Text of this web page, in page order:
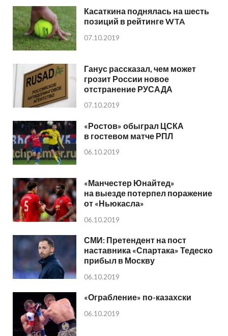
Касаткина поднялась на шесть
позиций в рейтинге WTA
07.10.2019
Ганус рассказал, чем может
грозит России новое
отстранение РУСАДА
07.10.2019
«Ростов» обыграл ЦСКА
в гостевом матче РПЛ
06.10.2019
«Манчестер Юнайтед»
на выезде потерпел поражение
от «Ньюкасла»
06.10.2019
СМИ: Претендент на пост
наставника «Спартака» Тедеско
прибыл в Москву
06.10.2019
«Ограбление» по-казахски
06.10.2019